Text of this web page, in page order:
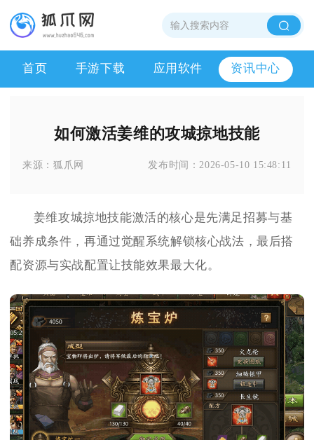
首页 手游下载 应用软件 资讯中心
如何激活姜维的攻城掠地技能
来源：狐爪网 发布时间：2026-05-10 15:48:11
姜维攻城掠地技能激活的核心是先满足招募与基
础养成条件，再通过觉醒系统解锁核心战法，最后搭
配资源与实战配置让技能效果最大化。